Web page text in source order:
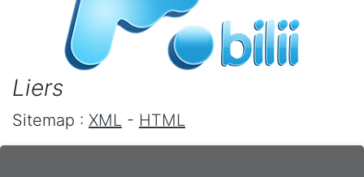
Liers
Sitemap : XML - HTML